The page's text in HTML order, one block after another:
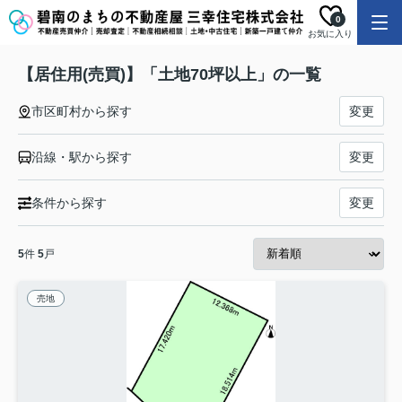
お気に入り
0
【居住用(売買)】「土地70坪以上」の一覧
市区町村から探す 変更
沿線・駅から探す 変更
条件から探す 変更
5件 5戸
売地